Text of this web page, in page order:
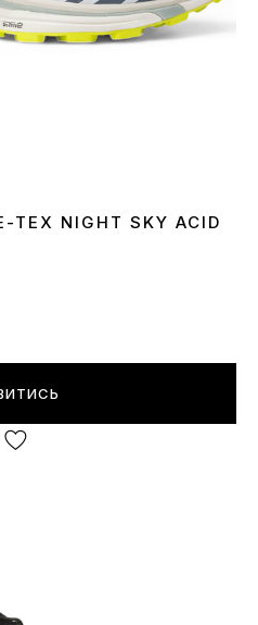
TEX NIGHT SKY ACID